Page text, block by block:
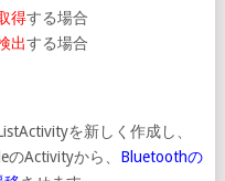
得する場合
出する場合
を新しく作成し、
Activityから、 Bluetoothの